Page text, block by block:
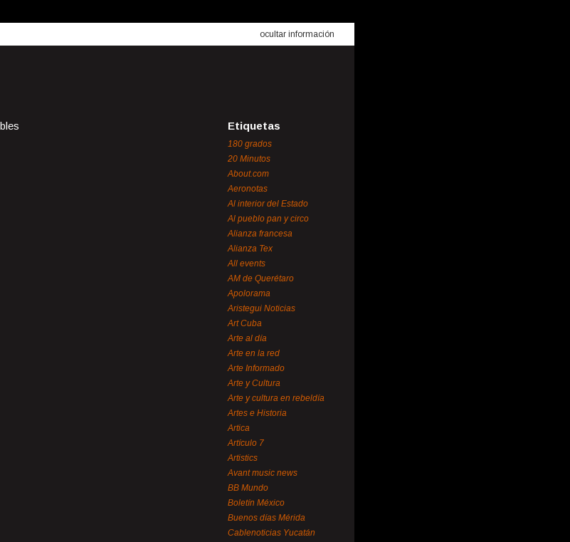
ocultar información
Etiquetas
180 grados
20 Minutos
About.com
Aeronotas
Al interior del Estado
Al pueblo pan y circo
Alianza francesa
Alianza Tex
All events
AM de Querétaro
Apolorama
Aristegui Noticias
Art Cuba
Arte al día
Arte en la red
Arte Informado
Arte y Cultura
Arte y cultura en rebeldía
Artes e Historia
Artica
Artículo 7
Artistics
Avant music news
BB Mundo
Boletín México
Buenos días Mérida
Cablenoticias Yucatán